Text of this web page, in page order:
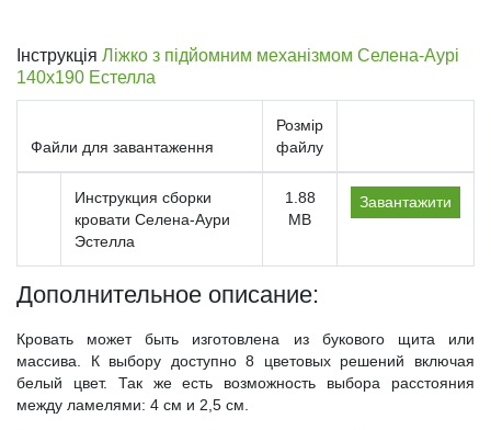
Інструкція Ліжко з підйомним механізмом Селена-Аурі
140x190 Естелла
Файли для завантаження
Розмір
файлу
Инструкция сборки
кровати Селена-Аури
Эстелла
1.88
MB
Завантажити
Дополнительное описание:
Кровать может быть изготовлена из букового щита или
массива. К выбору доступно 8 цветовых решений включая
белый цвет. Так же есть возможность выбора расстояния
между ламелями: 4 см и 2,5 см.